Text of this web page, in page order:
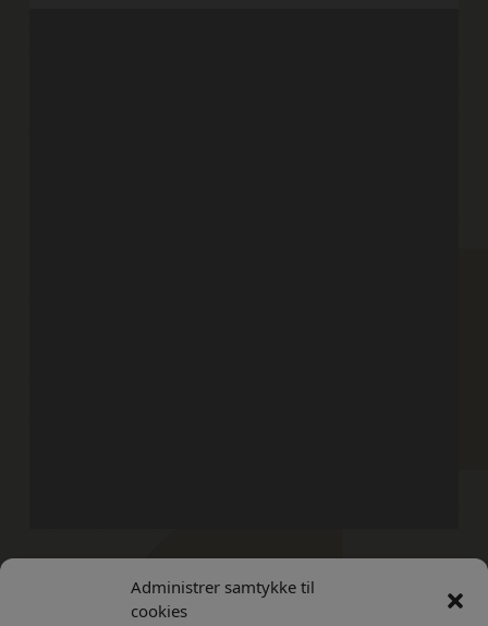
Administrer samtykke til
cookies
Kontakt